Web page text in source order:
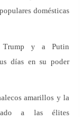
domésticas
Trump y a Putin
días en su poder
amarillos y la
a las élites